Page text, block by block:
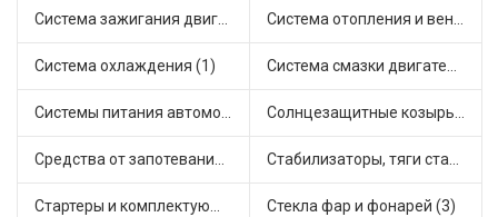
Система зажигания двигателя (3) Система отопления и вентиляции (14)
Система охлаждения (1) Система смазки двигателя (16)
Системы питания автомобиля (17) Солнцезащитные козырьки для салона автомобиля (2)
Средства от запотевания и размораживатели стекла (1) Стабилизаторы, тяги стабилизатора, стойки стабилиз (3)
Стартеры и комплектующие (35) Стекла фар и фонарей (3)